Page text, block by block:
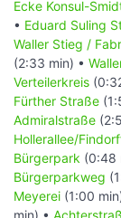
Ecke Konsul-
• Eduard Suling
Waller Stieg /
(2:33 min) •
Verteilerkreis
Fürther Straße
Admiralstraße
Hollerallee/
Bürgerpark (0:48
Bürgerparkweg
Meyerei (1:00
min) •